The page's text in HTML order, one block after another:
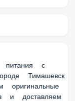
традиционной
городе
из
готовую еду Вам